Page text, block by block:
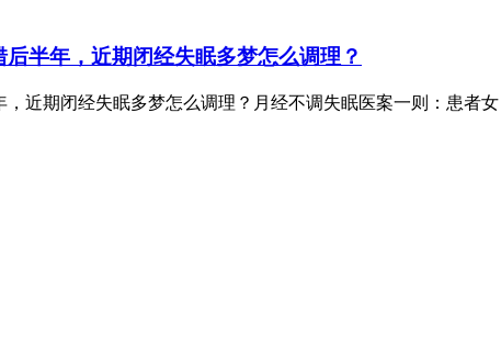
半年，近期闭经失眠多梦怎么调理？
近期闭经失眠多梦怎么调理？月经不调失眠医案一则：患者